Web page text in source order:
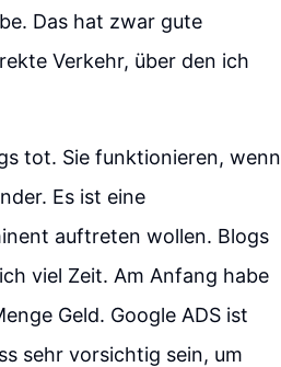
Das hat zwar gute
Verkehr, über den ich
tot. Sie funktionieren, wenn
Es ist eine
auftreten wollen. Blogs
viel Zeit. Am Anfang habe
Geld. Google ADS ist
sehr vorsichtig sein, um